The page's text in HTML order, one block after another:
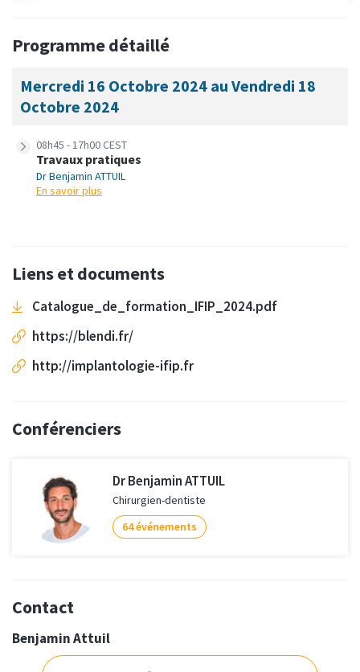
Programme détaillé
Mercredi 16 Octobre 2024 au Vendredi 18
Octobre 2024
08h45 - 17h00 CEST
Travaux pratiques
Dr Benjamin ATTUIL
En savoir plus
Liens et documents
Catalogue_de_formation_IFIP_2024.pdf
https://blendi.fr/
http://implantologie-ifip.fr
Conférenciers
Dr Benjamin ATTUIL
Chirurgien-dentiste
64 événements
Contact
Benjamin Attuil